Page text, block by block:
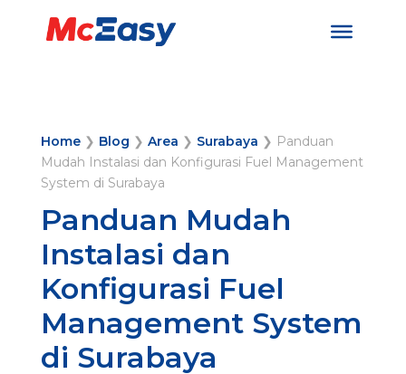
Home❯ Blog ❯ Area ❯ Surabaya ❯ Panduan
Mudah Instalasi dan Konfigurasi Fuel Management
System di Surabaya
Panduan Mudah
Instalasi dan
Konfigurasi Fuel
Management System
di Surabaya